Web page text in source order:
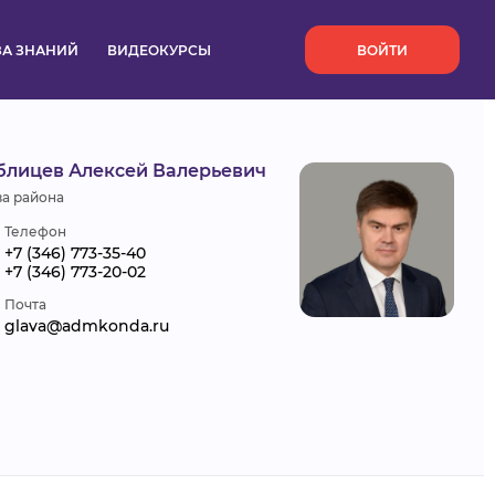
ЗНАНИЙ ВИДЕОКУРСЫ ВОЙТИ
Алексей Валерьевич
района
Телефон
+7 (346) 773-35-40
+7 (346) 773-20-02
Почта
glava@admkonda.ru